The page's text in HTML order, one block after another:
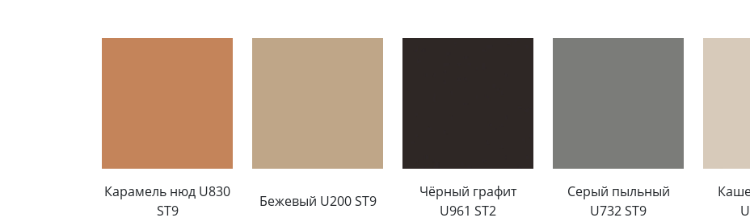
Карамель нюд U830
ST9
Бежевый U200 ST9
Чёрный графит
U961 ST2
Серый пыльный
U732 ST9